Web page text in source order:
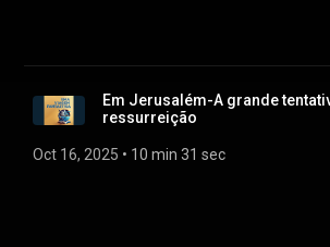
Em Jerusalém-A grande
ressurreição
Oct 16, 2025 • 10 min 31 sec